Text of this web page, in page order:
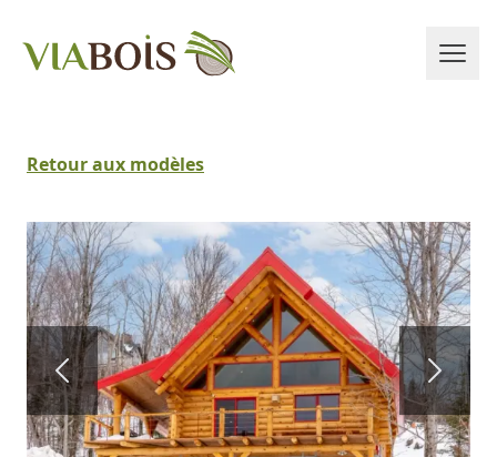
Retour aux modèles